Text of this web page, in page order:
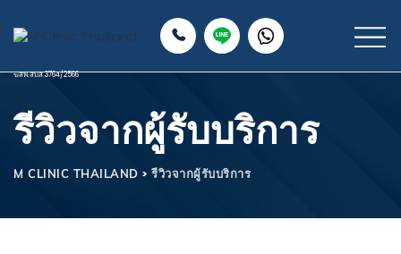
รีวิวจากผู้รับบริการ
M CLINIC THAILAND > รีวิวจากผู้รับบริการ